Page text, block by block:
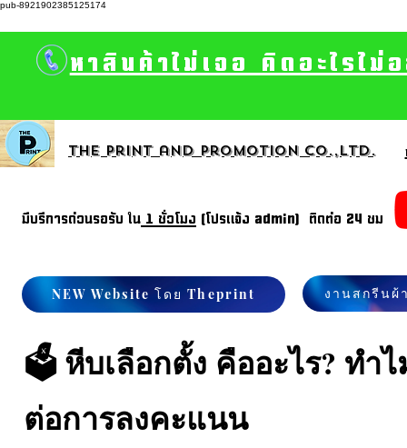
pub-8921902385125174
หาสินค้าไม่เจอ คิดอะไรไ
The print and promotion CO.,Ltd.
มีบรีการด่วนรอรับ ใน 1 ชั่วโมง (โปรแจ้ง admin) ติดต่อ 24 ชม
NEW Website โดย Theprint งานสกรีนผ้
🗳️ หีบเลือกตั้ง คืออะไร? ทำ
ต่อการลงคะแนน